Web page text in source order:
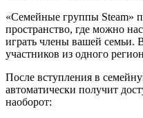
«Семейные группы Steam»
пространство, где можно
играть члены вашей семьи.
участников из одного
После вступления в
автоматически получит
наоборот: